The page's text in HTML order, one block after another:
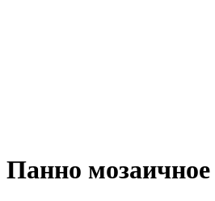
Панно мозаичное